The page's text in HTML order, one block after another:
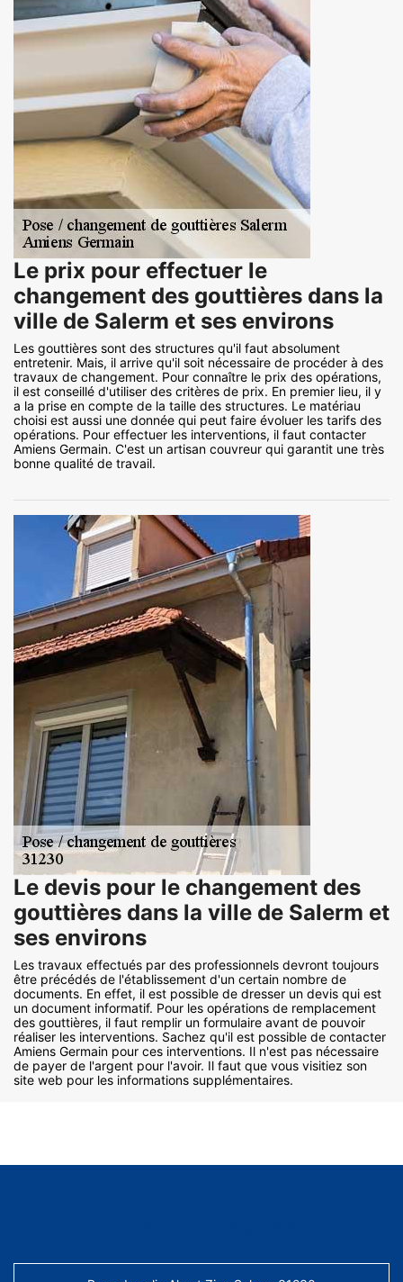
Le prix pour effectuer le
changement des gouttières dans la
ville de Salerm et ses environs
Les gouttières sont des structures qu'il faut absolument
entretenir. Mais, il arrive qu'il soit nécessaire de procéder à des
travaux de changement. Pour connaître le prix des opérations,
il est conseillé d'utiliser des critères de prix. En premier lieu, il y
a la prise en compte de la taille des structures. Le matériau
choisi est aussi une donnée qui peut faire évoluer les tarifs des
opérations. Pour effectuer les interventions, il faut contacter
Amiens Germain. C'est un artisan couvreur qui garantit une très
bonne qualité de travail.
Le devis pour le changement des
gouttières dans la ville de Salerm et
ses environs
Les travaux effectués par des professionnels devront toujours
être précédés de l'établissement d'un certain nombre de
documents. En effet, il est possible de dresser un devis qui est
un document informatif. Pour les opérations de remplacement
des gouttières, il faut remplir un formulaire avant de pouvoir
réaliser les interventions. Sachez qu'il est possible de contacter
Amiens Germain pour ces interventions. Il n'est pas nécessaire
de payer de l'argent pour l'avoir. Il faut que vous visitiez son
site web pour les informations supplémentaires.